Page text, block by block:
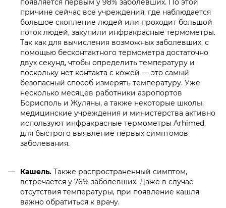
появляется первым у 98% заболевших. По этой
причине сейчас все учреждения, где наблюдается
большое скопление людей или проходит большой
поток людей, закупили инфракрасные термометры.
Так как для вычисления возможных заболевших, с
помощью бесконтактного термометра достаточно
двух секунд, чтобы определить температуру и
поскольку нет контакта с кожей — это самый
безопасный способ измерять температуру. Уже
несколько месяцев работники аэропортов
Борисполь и Жуляны, а также некоторые школы,
медицинские учреждения и министерства активно
используют инфракрасные термометры Arhimed,
для быстрого выявление первых симптомов
заболевания.
Кашель. Также распространенный симптом,
встречается у 76% заболевших. Даже в случае
отсутствия температуры, при появление кашля
важно обратиться к врачу.